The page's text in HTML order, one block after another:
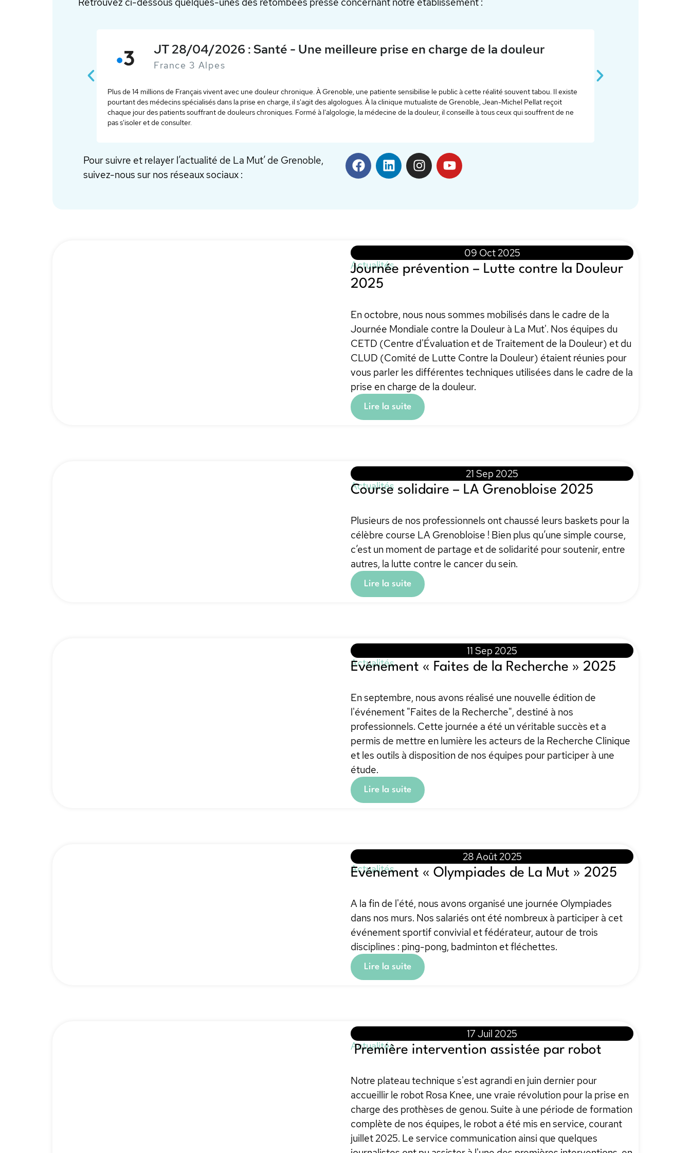
en charge de la douleur
sensibilise le public à cette réalité souvent tabou. Il existe
mutualiste de Grenoble, Jean-Michel Pellat reçoit
de la douleur, il conseille à tous ceux qui souffrent de ne
Césarienne participative. "C'est révolutionnaire"
La césarienne participative est en place uniquement au Groupe hospitalier mutualiste de Grenoble. Cette nouvelle approche de l’accouchement
révolutionne la naissance par voie chirurgicale. Elle permet aux mamans de participer à l’accouchement et d’accueillir leur bébé dans un contact
immédiat, en peau à peau, dès les premières secondes de vie.
Pour suivre et relayer l’actualité de La Mut’ de Grenoble,
suivez-nous sur nos réseaux sociaux :
09 Oct 2025
Actualités
Journée prévention – Lutte contre la Douleur
2025
En octobre, nous nous sommes mobilisés dans le cadre de la
Journée Mondiale contre la Douleur à La Mut'. Nos équipes du
CETD (Centre d'Évaluation et de Traitement de la Douleur) et du
CLUD (Comité de Lutte Contre la Douleur) étaient réunies pour
vous parler les différentes techniques utilisées dans le cadre de la
prise en charge de la douleur.
Lire la suite
21 Sep 2025
Actualités
Course solidaire – LA Grenobloise 2025
Plusieurs de nos professionnels ont chaussé leurs baskets pour la
célèbre course LA Grenobloise ! Bien plus qu’une simple course,
c’est un moment de partage et de solidarité pour soutenir, entre
autres, la lutte contre le cancer du sein.
Lire la suite
11 Sep 2025
Actualités
Evénement « Faites de la Recherche » 2025
En septembre, nous avons réalisé une nouvelle édition de
l'événement "Faites de la Recherche", destiné à nos
professionnels. Cette journée a été un véritable succès et a
permis de mettre en lumière les acteurs de la Recherche Clinique
et les outils à disposition de nos équipes pour participer à une
étude.
Lire la suite
28 Août 2025
Actualités
Evénement « Olympiades de La Mut » 2025
A la fin de l'été, nous avons organisé une journée Olympiades
dans nos murs. Nos salariés ont été nombreux à participer à cet
événement sportif convivial et fédérateur, autour de trois
disciplines : ping-pong, badminton et fléchettes.
Lire la suite
17 Juil 2025
Actualités
Première intervention assistée par robot
Notre plateau technique s'est agrandi en juin dernier pour
accueillir le robot Rosa Knee, une vraie révolution pour la prise en
charge des prothèses de genou. Suite à une période de formation
complète de nos équipes, le robot a été mis en service, courant
juillet 2025. Le service communication ainsi que quelques